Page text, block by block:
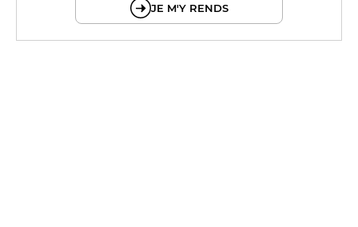
JE M'Y RENDS